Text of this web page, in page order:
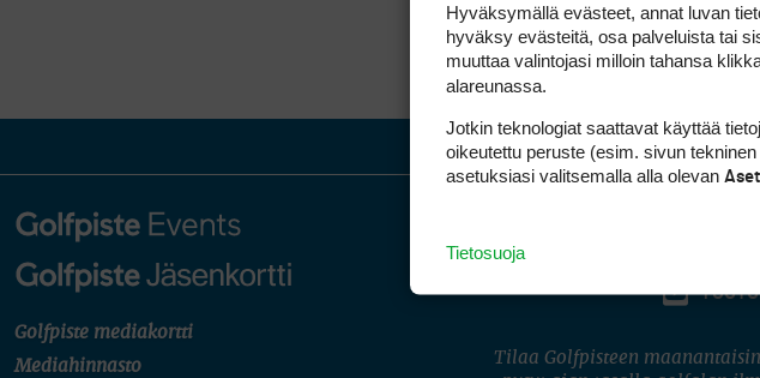
Golfpiste mediakortti
Mediahinnasto
Tilaa Golfpisteen
Hyväksymällä evästeet, annat luvan
hyväksy evästeitä, osa palveluista tai
muuttaa valintojasi milloin tahansa
alareunassa.
Jotkin teknologiat saattavat käyttää
oikeutettu peruste (esim. sivun
asetuksiasi valitsemalla alla olevan
Tietosuoja